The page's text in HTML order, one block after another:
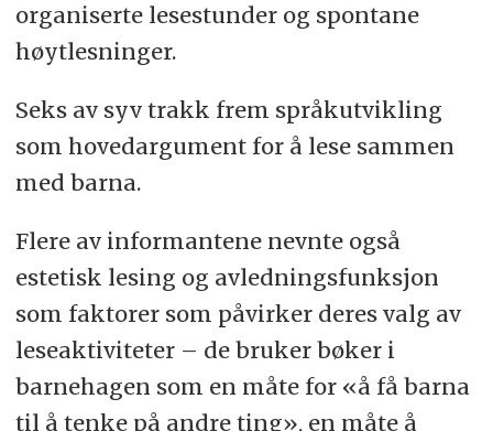
organiserte lesestunder og spontane
høytlesninger.
Seks av syv trakk frem språkutvikling
som hovedargument for å lese sammen
med barna.
Flere av informantene nevnte også
estetisk lesing og avledningsfunksjon
som faktorer som påvirker deres valg av
leseaktiviteter – de bruker bøker i
barnehagen som en måte for «å få barna
til å tenke på andre ting», en måte å